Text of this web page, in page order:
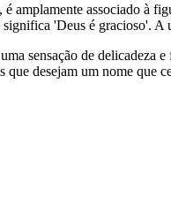
amplamente associado à
'Deus é gracioso'. A
sensação de delicadeza
que desejam um nome que